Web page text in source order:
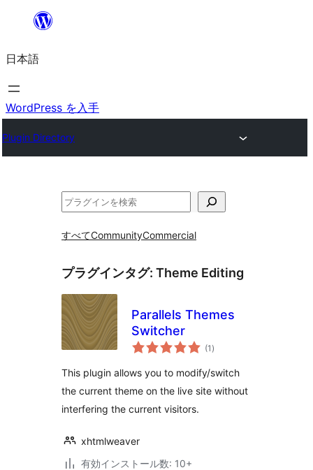
を
ス
キ
プ
日本語
WordPress を入手
Plugin Directory
検
すべてCommunityCommercial
プラグインタグ: Theme Editing
Parallels Themes
Switcher
(1 個
の
価
)
This plugin allows you to modify/switch
the current theme on the live site without
interfering the current visitors.
xhtmlweaver
有効インストール数: 10+